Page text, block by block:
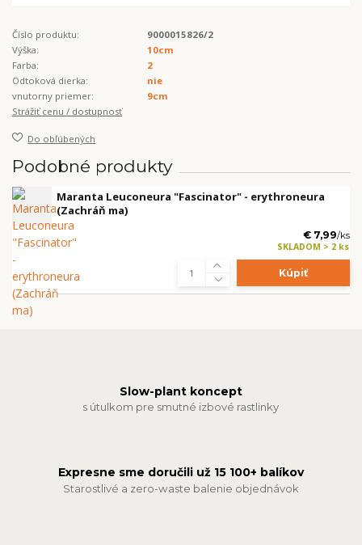
Číslo produktu:
9000015826/2
Výška:
10cm
Farba:
2
Odtoková dierka:
nie
vnutorny priemer:
9cm
Strážiť cenu / dostupnosť
Do obľúbených
Podobné produkty
Maranta Leuconeura "Fascinator" - erythroneura
(Zachráň ma)
€ 7,99/ks
SKLADOM > 2 ks
Kúpiť
Slow-plant koncept
s útulkom pre smutné izbové rastlinky
Expresne sme doručili už 15 100+ balíkov
Starostlivé a zero-waste balenie objednávok